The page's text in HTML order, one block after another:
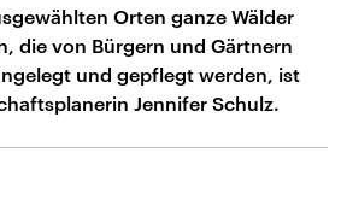
Orten ganze Wälder
die von Bürgern und Gärtnern
und gepflegt werden, ist
Jennifer Schulz.